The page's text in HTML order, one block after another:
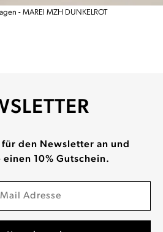
- MAREI MZH DUNKELROT
den Newsletter an und
einen 10% Gutschein.